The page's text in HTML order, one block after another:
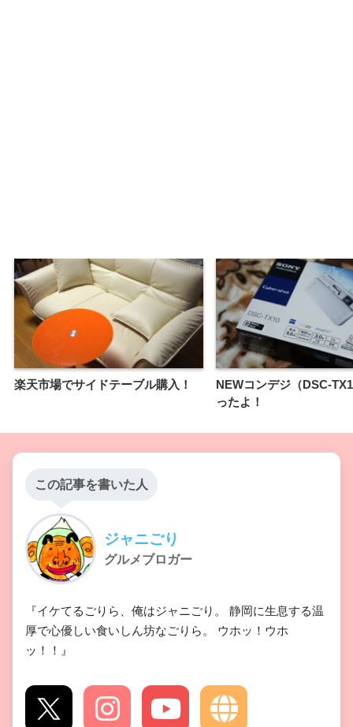
楽天市場でサイドテーブル購入！
NEWコンデジ（DSC-
ったよ！
この記事を書いた人
ジャニごり
グルメブロガー
『イケてるごりら、俺はジャニごり。 静岡に生息する温
厚で心優しい食いしん坊なごりら。 ウホッ！ウホ
ッ！！』